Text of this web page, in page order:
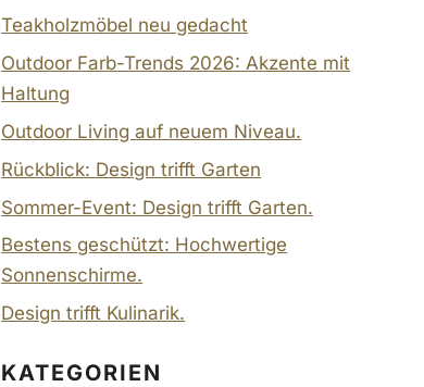
Teakholzmöbel neu gedacht
Outdoor Farb-Trends 2026: Akzente mit
Haltung
Outdoor Living auf neuem Niveau.
Rückblick: Design trifft Garten
Sommer-Event: Design trifft Garten.
Bestens geschützt: Hochwertige
Sonnenschirme.
Design trifft Kulinarik.
KATEGORIEN